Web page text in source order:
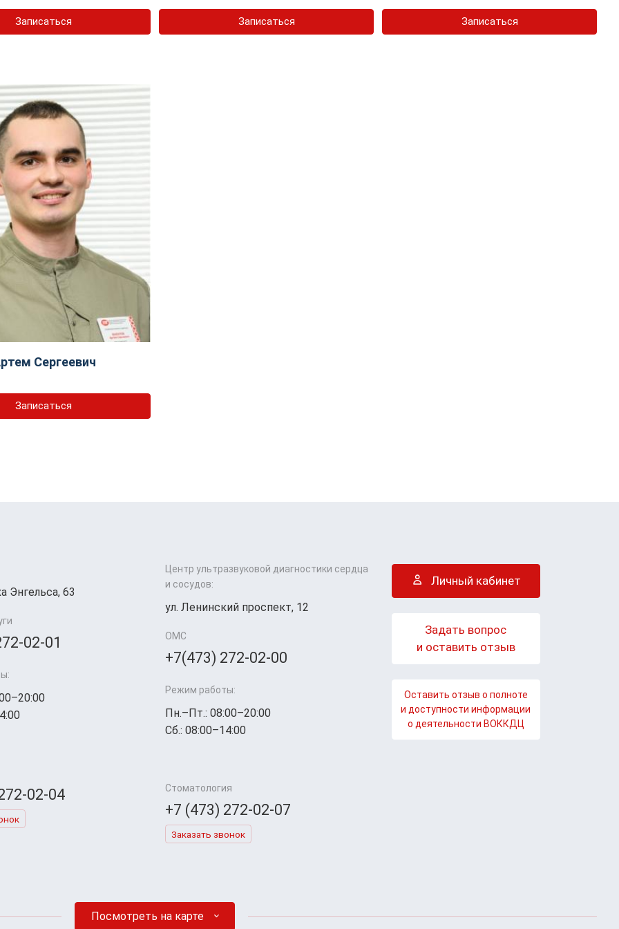
Записаться Записаться Записаться
Сергеевич
Записаться
Энгельса, 63
02-01
02-04
Центр ультразвуковой диагностики сердца
и сосудов:
ул. Ленинский проспект, 12
ОМС
+7(473) 272-02-00
Режим работы:
Пн.–Пт.: 08:00–20:00
Сб.: 08:00–14:00
Стоматология
+7 (473) 272-02-07
Заказать звонок
Личный кабинет
Задать вопрос
и оставить отзыв
Оставить отзыв о полноте
и доступности информации
о деятельности ВОККДЦ
Посмотреть на карте